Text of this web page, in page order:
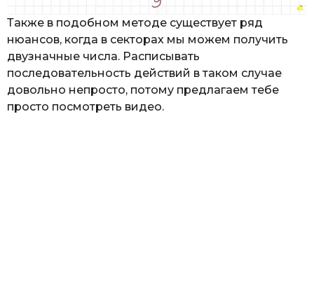
Также в подобном методе существует ряд
нюансов, когда в секторах мы можем получить
двузначные числа. Расписывать
последовательность действий в таком случае
довольно непросто, потому предлагаем тебе
просто посмотреть видео.